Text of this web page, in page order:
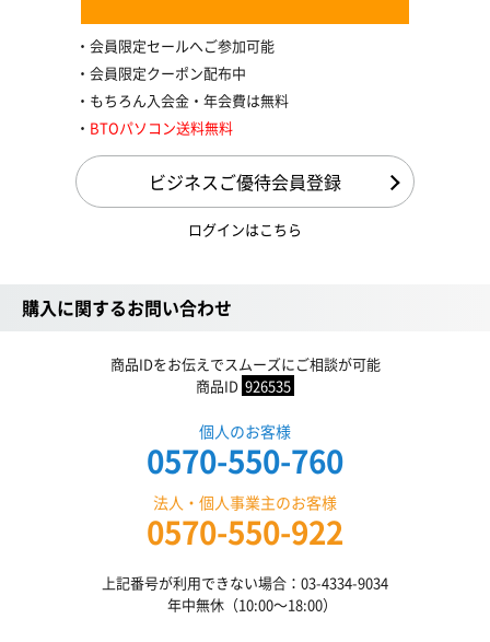
会員限定セールへご参加可能
会員限定クーポン配布中
もちろん入会金・年会費は無料
BTOパソコン送料無料
ビジネスご優待会員登録
ログインはこちら
購入に関するお問い合わせ
商品IDをお伝えでスムーズにご相談が可能
商品ID 926535
個人のお客様
0570-550-760
法人・個人事業主のお客様
0570-550-922
上記番号が利用できない場合：03-4334-9034
年中無休（10:00〜18:00）